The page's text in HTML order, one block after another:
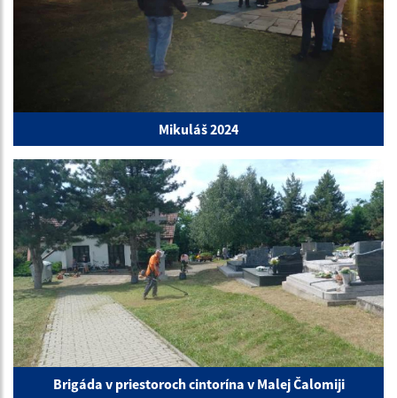
Mikuláš 2024
Brigáda v priestoroch cintorína v Malej Čalomiji